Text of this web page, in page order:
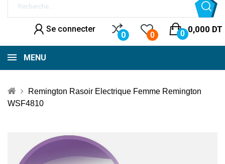
Se connecter
0 0
0,000 DT
0
MENU
Remington Rasoir Electrique Femme Remington
WSF4810